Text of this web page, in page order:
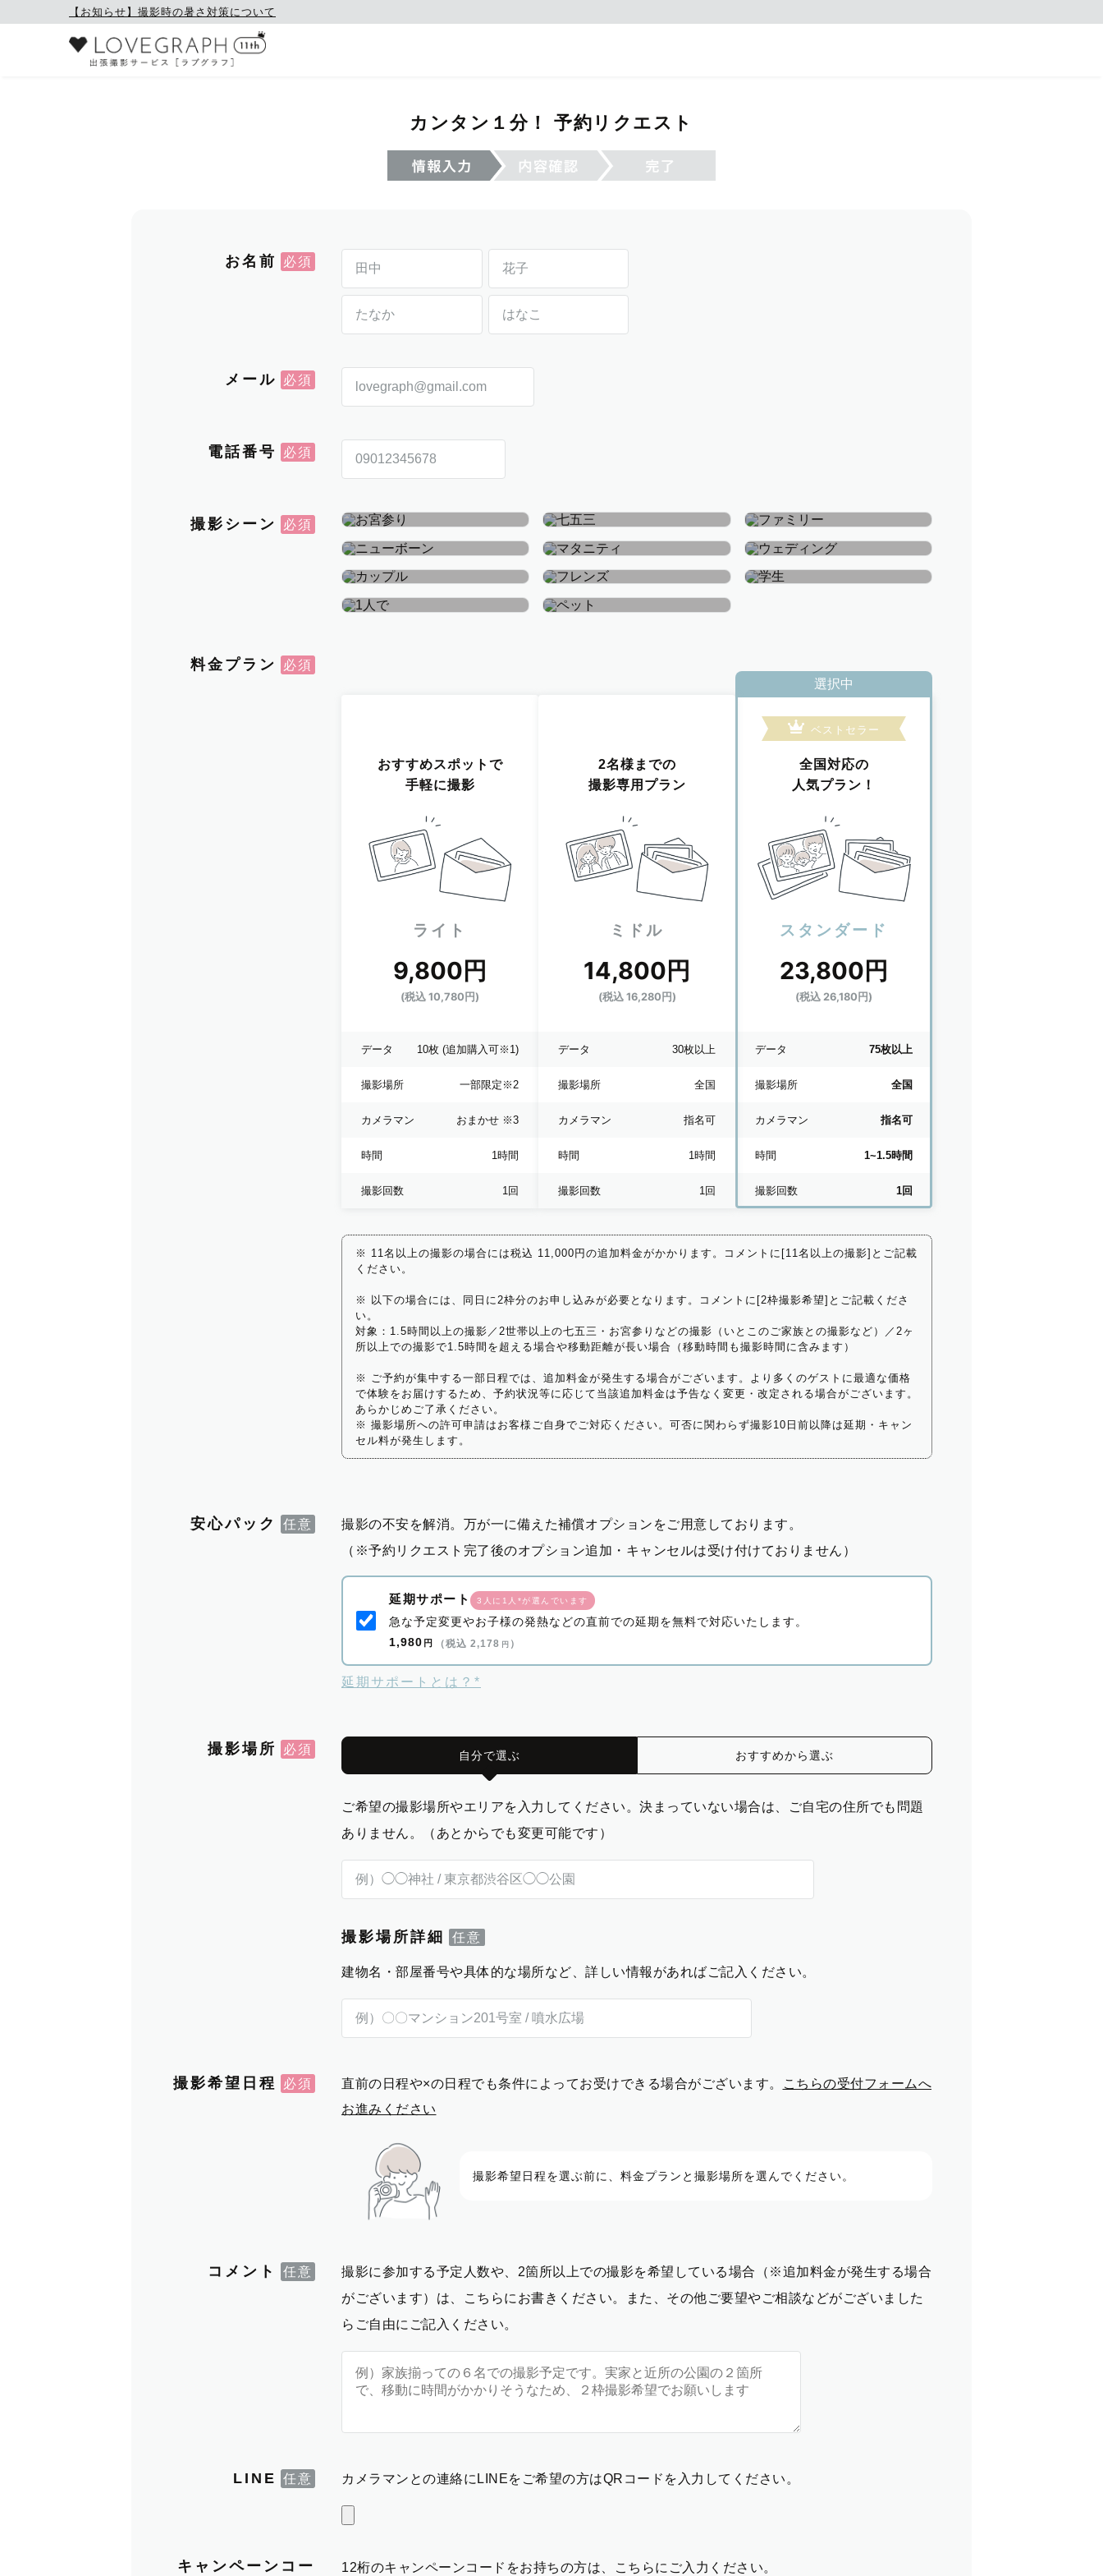
【お知らせ】撮影時の暑さ対策について
カンタン１分！ 予約リクエスト
お名前
メール
電話番号
撮影シーン
お宮参り・お食い初め
七五三
ファミリー
ニューボーン
マタニティ
ウェディング
料金プラン
おすすめスポットで
手軽に撮影
ライト
9,800円
(税込 10,780円)
データ 10枚 (追加購入可※1)
撮影場所 一部限定 ※2
カメラマン おまかせ ※3
時間 1時間
撮影回数 1回
2名様までの
撮影専用プラン
ミドル
14,800円
(税込 16,280円)
データ 30枚以上
撮影場所 全国
カメラマン 指名可
時間 1時間
撮影回数 1回
選択中
ベストセラー
全国対応の
人気プラン！
スタンダード
23,800円
(税込 26,180円)
データ 75枚以上
撮影場所 全国
カメラマン 指名可
時間 1~1.5時間
撮影回数 1回
※ 11名以上の撮影の場合には税込 11,000円の追加料金がかかります。コメントに[11名以上の撮影]とご記載
ください。
※ 以下の場合には、同日に2枠分のお申し込みが必要となります。コメントに[2枠撮影希望]とご記載くださ
い。
対象：1.5時間以上の撮影／2世帯以上の七五三・お宮参りなどの撮影（いとこのご家族との撮影など）／2ヶ
所以上での撮影で1.5時間を超える場合や移動距離が長い場合（移動時間も撮影時間に含みます）
※ ご予約が集中する一部日程では、追加料金が発生する場合がございます。より多くのゲストに最適な価格
で体験をお届けするため、予約状況等に応じて当該追加料金は予告なく変更・改定される場合がございます。
あらかじめご了承ください。
※ 撮影場所への許可申請はお客様ご自身でご対応ください。可否に関わらず撮影10日前以降は延期・キャン
セル料が発生します。
安心パック
撮影の不安を解消。万が一に備えた補償オプションをご用意しております。
（※予約リクエスト完了後のオプション追加・キャンセルは受け付けておりません）
延期サポート 3人に1人*が選んでいます
急な予定変更やお子様の発熱などの直前での延期を無料で対応いたします。
1,980 円 （税込 2,178 円 ）
延期サポートとは？*
撮影場所 自分で選ぶ おすすめから選ぶ
ご希望の撮影場所やエリアを入力してください。決まっていない場合は、ご自宅の住所でも問題
ありません。（あとからでも変更可能です）
撮影場所詳細
建物名・部屋番号や具体的な場所など、詳しい情報があればご記入ください。
撮影希望日程 直前の日程や×の日程でも条件によってお受けできる場合がございます。
こちらの受付フォームへ
お進みください
撮影希望日程を選ぶ前に、料金プランと撮影場所を選んでください。
コメント
撮影に参加する予定人数や、2箇所以上での撮影を希望している場合（※追加料金が発生する場合
がございます）は、こちらにお書きください。また、その他ご要望やご相談などがございました
らご自由にご記入ください。
LINE カメラマンとの連絡にLINEをご希望の方はQRコードを入力してください。
キャンペーンコー 12桁のキャンペーンコードをお持ちの方は、こちらにご入力ください。